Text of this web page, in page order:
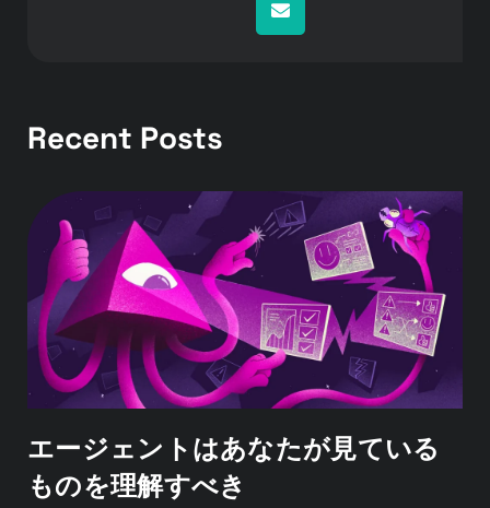
Recent Posts
エージェントはあなたが見ている
ものを理解すべき